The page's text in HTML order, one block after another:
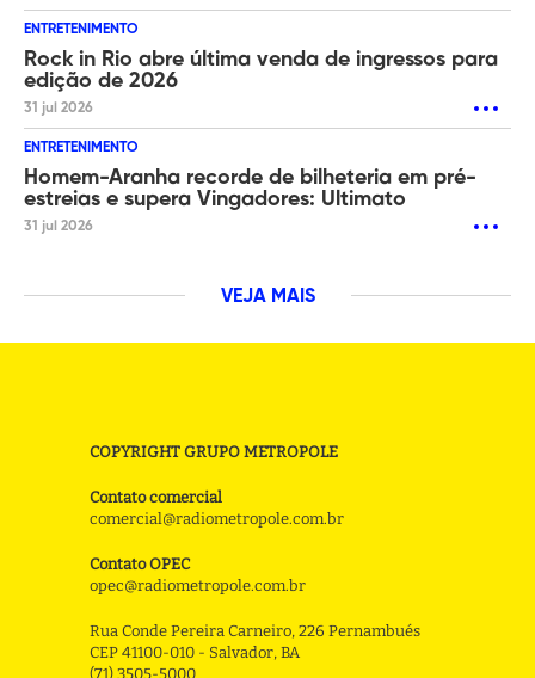
ENTRETENIMENTO
Rock in Rio abre última venda de ingressos para
edição de 2026
31 jul 2026
ENTRETENIMENTO
Homem-Aranha recorde de bilheteria em pré-
estreias e supera Vingadores: Ultimato
31 jul 2026
VEJA MAIS
COPYRIGHT GRUPO METROPOLE
Contato comercial
comercial@radiometropole.com.br
Contato OPEC
opec@radiometropole.com.br
Rua Conde Pereira Carneiro, 226 Pernambués
CEP 41100-010 - Salvador, BA
(71) 3505-5000